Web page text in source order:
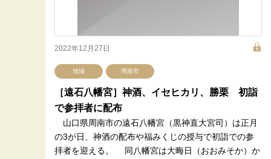
2022年12月27日
地域 周南市
［遠石八幡宮］神酒、イセヒカリ、勝栗 初詣
で参拝者に配布
山口県周南市の遠石八幡宮（黒神直大宮司）は正月
の3が日、神酒の配布や福みくじの授与で初詣での参
拝者を迎える。 同八幡宮は大晦日（おおみそか）か